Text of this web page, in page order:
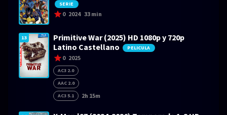
SERIE
0 2024 33 min
13
Primitive War (2025) HD 1080p y 720p
Latino Castellano
PELICULA
0 2025
AC3 2.0
AAC 2.0
AC3 5.1
2h 15m